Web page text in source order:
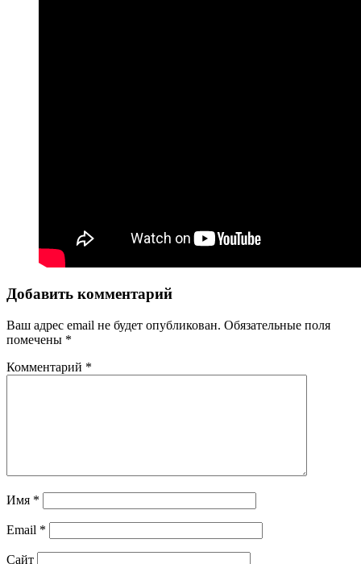
Добавить комментарий
Ваш адрес email не будет опубликован. Обязательные поля
помечены *
Комментарий *
Имя *
Email *
Сайт